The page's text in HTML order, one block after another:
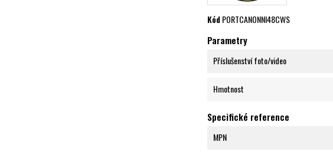
KódPORTCANONNI48CWS
Parametry
Příslušenství foto/video
Hmotnost
Specifické reference
MPN